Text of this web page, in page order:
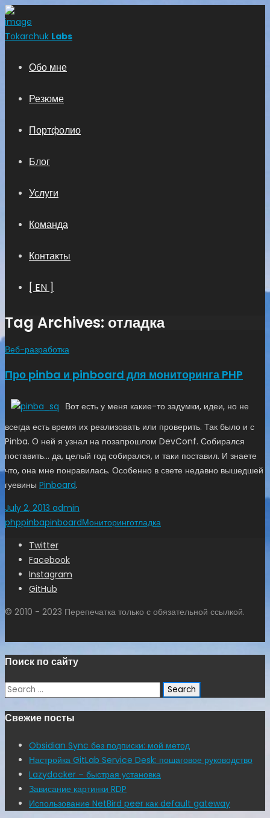
Tokarchuk Labs
Обо мне
Резюме
Портфолио
Блог
Услуги
Команда
Контакты
[ EN ]
Tag Archives: отладка
Веб-разработка
Про pinba и pinboard для мониторинга PHP
Вот есть у меня какие-то задумки, идеи, но не
всегда есть время их реализовать или проверить. Так было и с
Pinba. О ней я узнал на позапрошлом DevConf. Собирался
поставить… да, целый год собирался, и таки поставил. И знаете
что, она мне понравилась. Особенно в свете недавно вышедшей
гуевины Pinboard.
July 2, 2013 admin
phppinbapinboardМониторинготладка
Twitter
Facebook
Instagram
GitHub
© 2010 - 2023 Перепечатка только с обязательной ссылкой.
Поиск по сайту
Search
Свежие посты
Obsidian Sync без подписки: мой метод
Настройка GitLab Service Desk: пошаговое руководство
Lazydocker – быстрая установка
Зависание картинки RDP
Использование NetBird peer как default gateway